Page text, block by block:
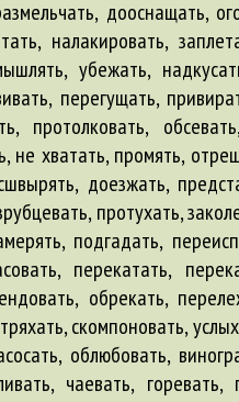
дооснащать,
налакировать,
убежать,
перегущать,
протолковать,
не хватать, промять,
доезжать,
протухать,
подгадать,
перекатать,
обрекать,
скомпоновать,
облюбовать,
чаевать, горевать,